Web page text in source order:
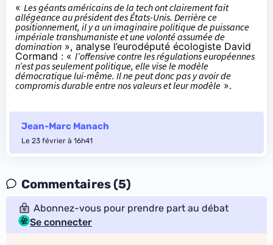
« Les géants américains de la tech ont clairement fait
allégeance au président des États-Unis. Derrière ce
positionnement, il y a un imaginaire politique de puissance
impériale transhumaniste et une volonté assumée de
domination », analyse l’eurodéputé écologiste David
Cormand : « l’offensive contre les régulations européennes
n’est pas seulement politique, elle vise le modèle
démocratique lui-même. Il ne peut donc pas y avoir de
compromis durable entre nos valeurs et leur modèle ».
Jean-Marc Manach
Le 23 février à 16h41
Commentaires (5)
Abonnez-vous pour prendre part au débat
Se connecter